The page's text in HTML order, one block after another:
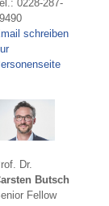
0228-287-
schreiben
Dr.
Butsch
Fellow